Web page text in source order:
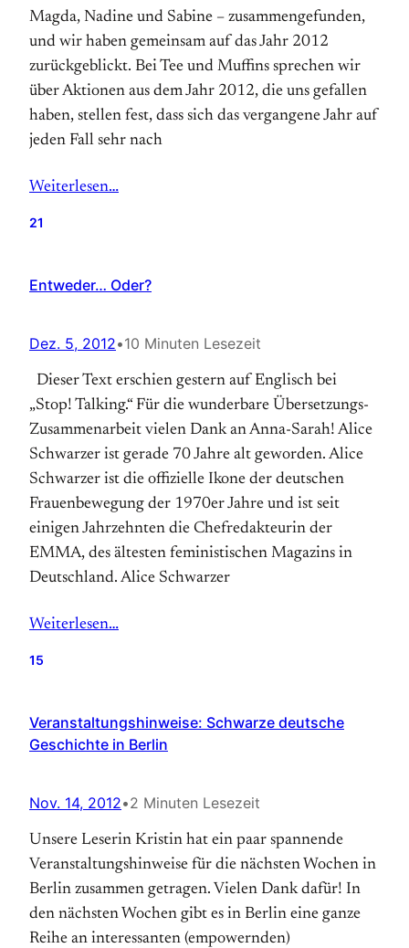
Magda, Nadine und Sabine – zusammengefunden,
und wir haben gemeinsam auf das Jahr 2012
zurückgeblickt. Bei Tee und Muffins sprechen wir
über Aktionen aus dem Jahr 2012, die uns gefallen
haben, stellen fest, dass sich das vergangene Jahr auf
jeden Fall sehr nach
Weiterlesen…
21
Entweder… Oder?
Dez. 5, 2012•10 Minuten Lesezeit
Dieser Text erschien gestern auf Englisch bei
„Stop! Talking.“ Für die wunderbare Übersetzungs-
Zusammenarbeit vielen Dank an Anna-Sarah! Alice
Schwarzer ist gerade 70 Jahre alt geworden. Alice
Schwarzer ist die offizielle Ikone der deutschen
Frauen­bewegung der 1970er Jahre und ist seit
einigen Jahr­zehn­ten die Chef­redak­teurin der
EMMA, des ält­esten fe­mi­nisti­schen Ma­ga­zins in
Deutsch­land. Alice Schwarzer
Weiterlesen…
15
Veranstaltungshinweise: Schwarze deutsche
Geschichte in Berlin
Nov. 14, 2012•2 Minuten Lesezeit
Unsere Leserin Kristin hat ein paar spannende
Veranstaltungshinweise für die nächsten Wochen in
Berlin zusammen getragen. Vielen Dank dafür! In
den nächsten Wochen gibt es in Berlin eine ganze
Reihe an interessanten (empowernden)